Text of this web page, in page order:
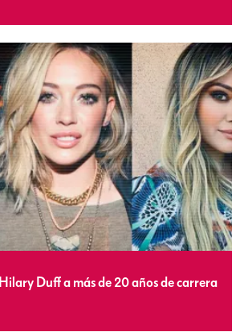
Duff a más de 20 años de carrera